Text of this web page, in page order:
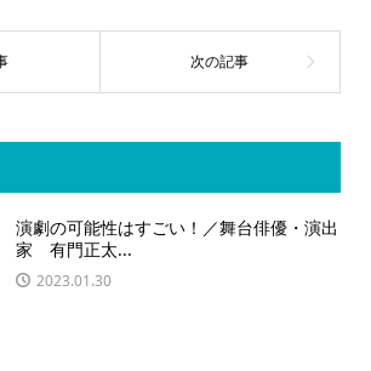
演劇の可能性はすごい！／舞台俳優・演出
家 有門正太...
2023.01.30